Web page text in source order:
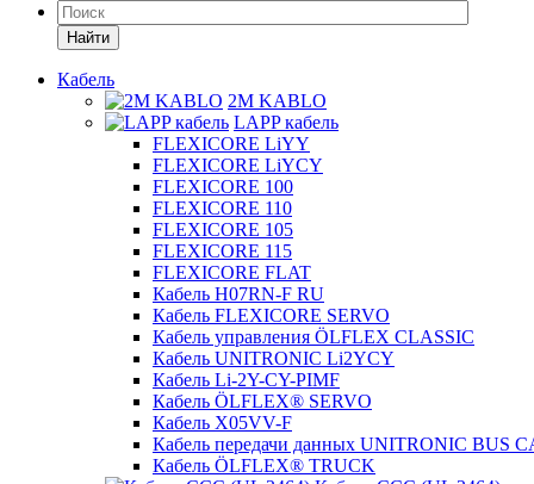
Найти
Кабель
2M KABLO
LAPP кабель
FLEXICORE LiYY
FLEXICORE LiYCY
FLEXICORE 100
FLEXICORE 110
FLEXICORE 105
FLEXICORE 115
FLEXICORE FLAT
Кабель H07RN-F RU
Кабель FLEXICORE SERVO
Кабель управления ÖLFLEX CLASSIC
Кабель UNITRONIC Li2YCY
Кабель Li-2Y-CY-PIMF
Кабель ÖLFLEX® SERVO
Кабель X05VV-F
Кабель передачи данных UNITRONIC BUS
Кабель ÖLFLEX® TRUCK